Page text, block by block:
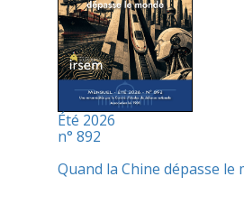
Été 2026
n° 892
Quand la Chine dépasse le